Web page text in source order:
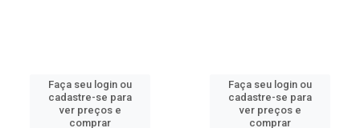
Faça seu login ou
cadastre-se para
ver preços e
comprar
Faça seu login ou
cadastre-se para
ver preços e
comprar